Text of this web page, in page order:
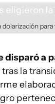
dolarización
disparó a
la